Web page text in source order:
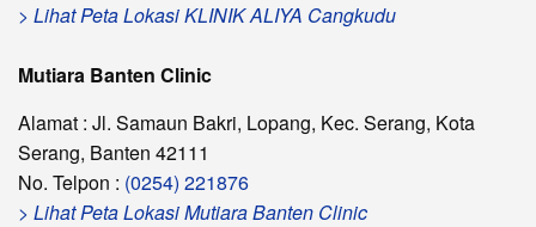
> Lihat Peta Lokasi KLINIK ALIYA Cangkudu
Mutiara Banten Clinic
Alamat : Jl. Samaun Bakri, Lopang, Kec. Serang, Kota
Serang, Banten 42111
No. Telpon : (0254) 221876
> Lihat Peta Lokasi Mutiara Banten Clinic